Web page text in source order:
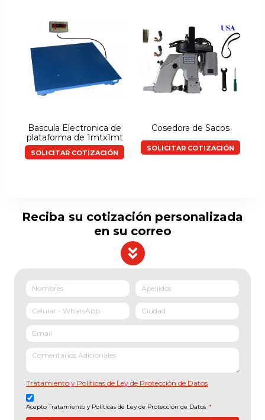
Bascula Electronica de
plataforma de 1mtx1mt
SOLICITAR COTIZACIÓN
Cosedora de Sacos
SOLICITAR COTIZACIÓN
Reciba su cotización personalizada
en su correo
Tratamiento y Políticas de Ley de Protección de Datos
Acepto Tratamiento y Políticas de Ley de Protección de Datos *